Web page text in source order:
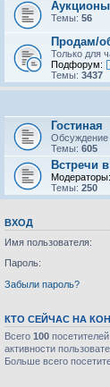
Аукционы
Темы: 56
Продам/
Только для
Подфорум:
Темы: 3437
Гостиная
Темы: 605
Встречи
Модераторы:
Темы: 250
ВХОД
Имя пользователя:
Пароль:
Забыли пароль?
КТО СЕЙЧАС НА
Всего 100
активности
Больше всего